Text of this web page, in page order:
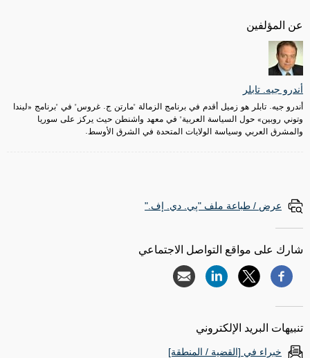
عن المؤلفين
أندرو جيه. تابلر
أندرو جيه. تابلر هو زميل أقدم في برنامج الزمالة "مارتن ج. غروس" في "برنامج «ليندا
وتوني روبين» حول السياسة العربية" في معهد واشنطن حيث يركز على سوريا
والمشرق العربي وسياسة الولايات المتحدة في الشرق الأوسط.
عرض / طباعة ملف "پي. دي. إف."
شارك على مواقع التواصل الاجتماعي
تنبيهات البريد الإلكتروني
خبراء في [القضية / المنطقة]